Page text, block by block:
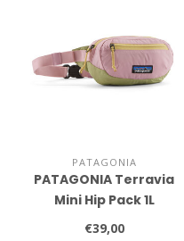
PATAGONIA
PATAGONIA Terravia
Mini Hip Pack 1L
€39,00